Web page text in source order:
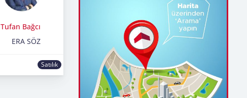
Tufan Bağcı
ERA SÖZ
Satılık